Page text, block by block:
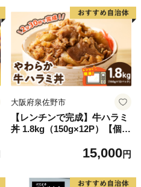
大阪府泉佐野市
【レンチンで完成】牛ハラミ
丼 1.8kg（150g×12P）【個食
牛丼の具 簡単調理 時短ごは
15,000円